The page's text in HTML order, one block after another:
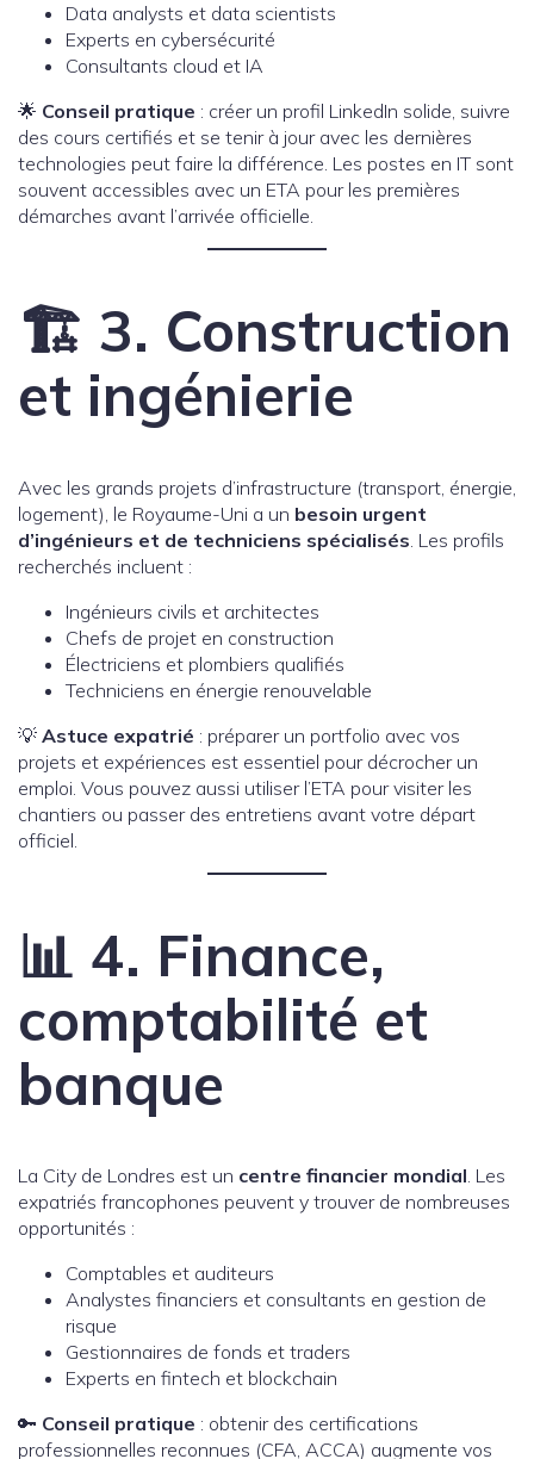
Data analysts et data scientists
Experts en cybersécurité
Consultants cloud et IA
🌟 Conseil pratique : créer un profil LinkedIn solide, suivre
des cours certifiés et se tenir à jour avec les dernières
technologies peut faire la différence. Les postes en IT sont
souvent accessibles avec un ETA pour les premières
démarches avant l’arrivée officielle.
🏗️ 3. Construction
et ingénierie
Avec les grands projets d’infrastructure (transport, énergie,
logement), le Royaume-Uni a un besoin urgent
d’ingénieurs et de techniciens spécialisés . Les profils
recherchés incluent :
Ingénieurs civils et architectes
Chefs de projet en construction
Électriciens et plombiers qualifiés
Techniciens en énergie renouvelable
💡 Astuce expatrié : préparer un portfolio avec vos
projets et expériences est essentiel pour décrocher un
emploi. Vous pouvez aussi utiliser l’ETA pour visiter les
chantiers ou passer des entretiens avant votre départ
officiel.
📊 4. Finance,
comptabilité et
banque
La City de Londres est un centre financier mondial. Les
expatriés francophones peuvent y trouver de nombreuses
opportunités :
Comptables et auditeurs
Analystes financiers et consultants en gestion de
risque
Gestionnaires de fonds et traders
Experts en fintech et blockchain
🔑 Conseil pratique : obtenir des certifications
professionnelles reconnues (CFA, ACCA) augmente vos